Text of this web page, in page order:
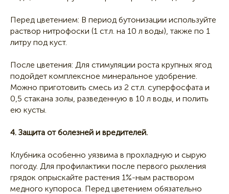
Перед цветением: В период бутонизации используйте
раствор нитрофоски (1 ст.л. на 10 л воды), также по 1
литру под куст.
После цветения: Для стимуляции роста крупных ягод
подойдет комплексное минеральное удобрение.
Можно приготовить смесь из 2 ст.л. суперфосфата и
0,5 стакана золы, разведенную в 10 л воды, и полить
ею кусты.
4. Защита от болезней и вредителей.
Клубника особенно уязвима в прохладную и сырую
погоду. Для профилактики после первого рыхления
грядок опрыскайте растения 1%-ным раствором
медного купороса. Перед цветением обязательно